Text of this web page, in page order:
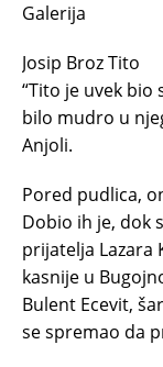
Galerija
Josip Broz Tito
“Tito je uvek bio
bilo mudro u
Anjoli.
Pored pudlica,
Dobio ih je, dok
prijatelja Lazara
kasnije u
Bulent Ecevit,
se spremao da